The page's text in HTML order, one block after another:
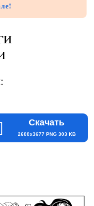
Скачать
2600x3677 PNG 303 KB